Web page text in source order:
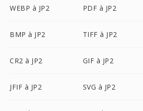
WEBP à JP2 PDF à JP2
BMP à JP2 TIFF à JP2
CR2 à JP2 GIF à JP2
JFIF à JP2 SVG à JP2